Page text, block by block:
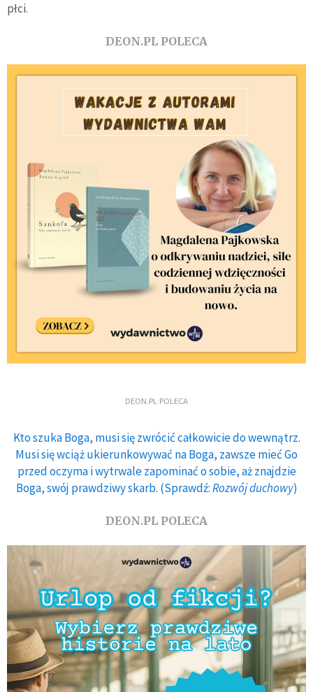
płci.
DEON.PL POLECA
DEON.PL POLECA
Kto szuka Boga, musi się zwrócić całkowicie do wewnątrz.
Musi się wciąż ukierunkowywać na Boga, zawsze mieć Go
przed oczyma i wytrwale zapominać o sobie, aż znajdzie
Boga, swój prawdziwy skarb. (Sprawdź:Rozwój duchowy)
DEON.PL POLECA